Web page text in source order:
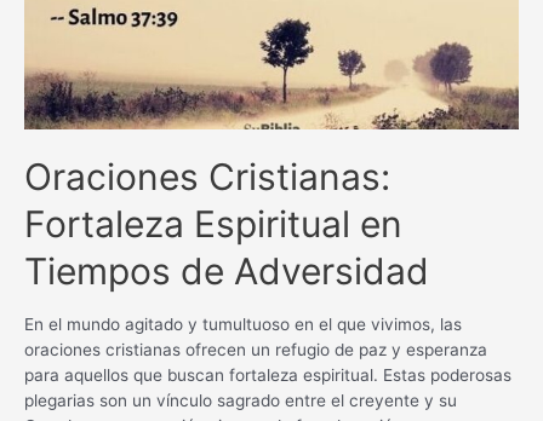
Oraciones Cristianas:
Fortaleza Espiritual en
Tiempos de Adversidad
En el mundo agitado y tumultuoso en el que vivimos, las
oraciones cristianas ofrecen un refugio de paz y esperanza
para aquellos que buscan fortaleza espiritual. Estas poderosas
plegarias son un vínculo sagrado entre el creyente y su